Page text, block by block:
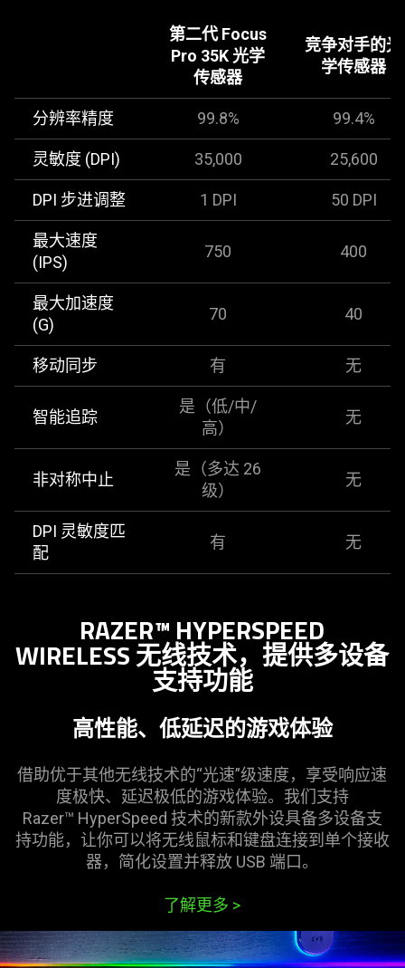
information.
第二代 Focus
Pro 35K 光学
传感器
竞争对手的光
学传感器
分辨率精度 99.8% 99.4%
灵敏度 (DPI) 35,000 25,600
DPI 步进调整 1 DPI 50 DPI
最大速度
(IPS)
750 400
最大加速度
(G)
70 40
移动同步 有 无
智能追踪
是（低/中/
高）
无
非对称中止
是（多达 26
级）
无
DPI 灵敏度匹
配
有 无
RAZER™ HYPERSPEED
WIRELESS 无线技术，提供多设备
支持功能
高性能、低延迟的游戏体验
借助优于其他无线技术的“光速”级速度，享受响应速
度极快、延迟极低的游戏体验。我们支持
Razer™ HyperSpeed 技术的新款外设具备多设备支
持功能，让你可以将无线鼠标和键盘连接到单个接收
器，简化设置并释放 USB 端口。
了解更多 >